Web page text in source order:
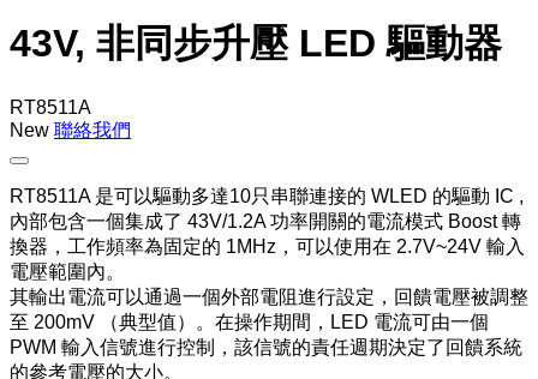
43V, 非同步升壓 LED 驅動器
RT8511A
New 聯絡我們
RT8511A 是可以驅動多達10只串聯連接的 WLED 的驅動 IC ,
內部包含一個集成了 43V/1.2A 功率開關的電流模式 Boost 轉
換器，工作頻率為固定的 1MHz，可以使用在 2.7V~24V 輸入
電壓範圍內。
其輸出電流可以通過一個外部電阻進行設定，回饋電壓被調整
至 200mV （典型值）。在操作期間，LED 電流可由一個
PWM 輸入信號進行控制，該信號的責任週期決定了回饋系統
的參考電壓的大小。